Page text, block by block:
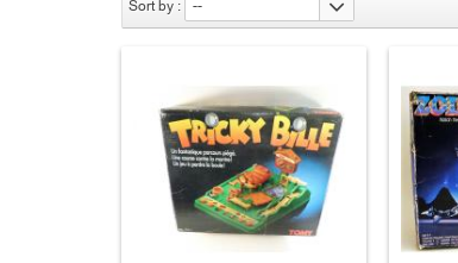
Sort by : --